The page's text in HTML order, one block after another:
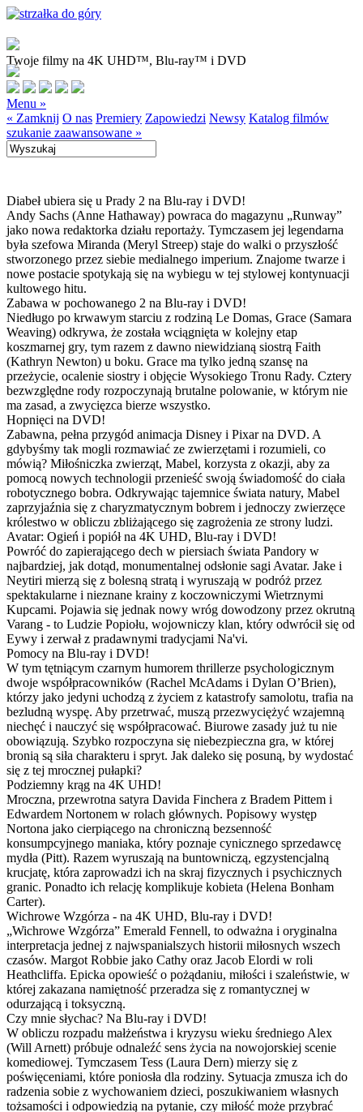
Twoje filmy na 4K UHD™, Blu-ray™ i DVD
Menu »
« Zamknij O nas Premiery Zapowiedzi Newsy Katalog filmów
szukanie zaawansowane »
Diabeł ubiera się u Prady 2 na Blu-ray i DVD!
Andy Sachs (Anne Hathaway) powraca do magazynu „Runway”
jako nowa redaktorka działu reportaży. Tymczasem jej legendarna
była szefowa Miranda (Meryl Streep) staje do walki o przyszłość
stworzonego przez siebie medialnego imperium. Znajome twarze i
nowe postacie spotykają się na wybiegu w tej stylowej kontynuacji
kultowego hitu.
Zabawa w pochowanego 2 na Blu-ray i DVD!
Niedługo po krwawym starciu z rodziną Le Domas, Grace (Samara
Weaving) odkrywa, że została wciągnięta w kolejny etap
koszmarnej gry, tym razem z dawno niewidzianą siostrą Faith
(Kathryn Newton) u boku. Grace ma tylko jedną szansę na
przeżycie, ocalenie siostry i objęcie Wysokiego Tronu Rady. Cztery
bezwzględne rody rozpoczynają brutalne polowanie, w którym nie
ma zasad, a zwycięzca bierze wszystko.
Hopnięci na DVD!
Zabawna, pełna przygód animacja Disney i Pixar na DVD. A
gdybyśmy tak mogli rozmawiać ze zwierzętami i rozumieli, co
mówią? Miłośniczka zwierząt, Mabel, korzysta z okazji, aby za
pomocą nowych technologii przenieść swoją świadomość do ciała
robotycznego bobra. Odkrywając tajemnice świata natury, Mabel
zaprzyjaźnia się z charyzmatycznym bobrem i jednoczy zwierzęce
królestwo w obliczu zbliżającego się zagrożenia ze strony ludzi.
Avatar: Ogień i popiół na 4K UHD, Blu-ray i DVD!
Powróć do zapierającego dech w piersiach świata Pandory w
najbardziej, jak dotąd, monumentalnej odsłonie sagi Avatar. Jake i
Neytiri mierzą się z bolesną stratą i wyruszają w podróż przez
spektakularne i nieznane krainy z koczowniczymi Wietrznymi
Kupcami. Pojawia się jednak nowy wróg dowodzony przez okrutną
Varang - to Ludzie Popiołu, wojowniczy klan, który odwrócił się od
Eywy i zerwał z pradawnymi tradycjami Na'vi.
Pomocy na Blu-ray i DVD!
W tym tętniącym czarnym humorem thrillerze psychologicznym
dwoje współpracowników (Rachel McAdams i Dylan O’Brien),
którzy jako jedyni uchodzą z życiem z katastrofy samolotu, trafia na
bezludną wyspę. Aby przetrwać, muszą przezwyciężyć wzajemną
niechęć i nauczyć się współpracować. Biurowe zasady już tu nie
obowiązują. Szybko rozpoczyna się niebezpieczna gra, w której
bronią są siła charakteru i spryt. Jak daleko się posuną, by wydostać
się z tej mrocznej pułapki?
Podziemny krąg na 4K UHD!
Mroczna, przewrotna satyra Davida Finchera z Bradem Pittem i
Edwardem Nortonem w rolach głównych. Popisowy występ
Nortona jako cierpiącego na chroniczną bezsenność
konsumpcyjnego maniaka, który poznaje cynicznego sprzedawcę
mydła (Pitt). Razem wyruszają na buntowniczą, egzystencjalną
krucjatę, która zaprowadzi ich na skraj fizycznych i psychicznych
granic. Ponadto ich relację komplikuje kobieta (Helena Bonham
Carter).
Wichrowe Wzgórza - na 4K UHD, Blu-ray i DVD!
„Wichrowe Wzgórza” Emerald Fennell, to odważna i oryginalna
interpretacja jednej z najwspanialszych historii miłosnych wszech
czasów. Margot Robbie jako Cathy oraz Jacob Elordi w roli
Heathcliffa. Epicka opowieść o pożądaniu, miłości i szaleństwie, w
której zakazana namiętność przeradza się z romantycznej w
odurzającą i toksyczną.
Czy mnie słychac? Na Blu-ray i DVD!
W obliczu rozpadu małżeństwa i kryzysu wieku średniego Alex
(Will Arnett) próbuje odnaleźć sens życia na nowojorskiej scenie
komediowej. Tymczasem Tess (Laura Dern) mierzy się z
poświęceniami, które poniosła dla rodziny. Sytuacja zmusza ich do
radzenia sobie z wychowaniem dzieci, poszukiwaniem własnych
tożsamości i odpowiedzią na pytanie, czy miłość może przybrać